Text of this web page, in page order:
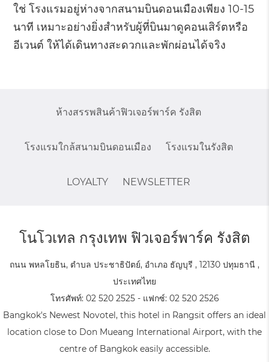
ใช่ โรงแรมอยู่ห่างจากสนามบินดอนเมืองเพียง 10-15
นาที เหมาะอย่างยิ่งสำหรับผู้ที่บินมาดูคอนเสิร์ตหรือ
อีเวนต์ ให้ได้เดินทางสะดวกและพักผ่อนได้จริง
ห้างสรรพสินค้าฟิวเจอร์พาร์ค รังสิต
โรงแรมใกล้สนามบินดอนเมือง โรงแรมในรังสิต
LOYALTY NEWSLETTER
โนโวเทล กรุงเทพ ฟิวเจอร์พาร์ค รังสิต
ถนน พหลโยธิน, ตำบล ประชาธิปัตย์, อำเภอ ธัญบุรี , 12130 ปทุมธานี ,
ประเทศไทย
โทรศัพท์: 02 520 2525- แฟกซ์: 02 520 2526
Bangkok's Newest Novotel, this hotel in Rangsit offers an ideal
location close to Don Mueang International Airport, with the
centre of Bangkok easily accessible.